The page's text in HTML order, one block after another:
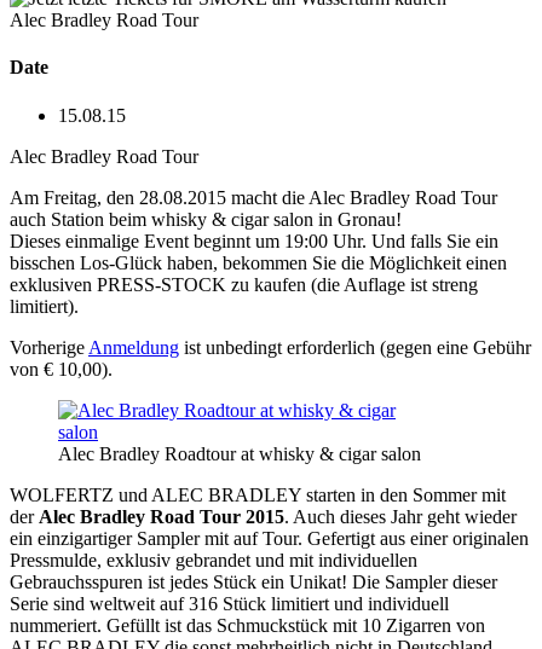
Alec Bradley Road Tour
Date
15.08.15
Alec Bradley Road Tour
Am Freitag, den 28.08.2015 macht die Alec Bradley Road Tour
auch Station beim whisky & cigar salon in Gronau!
Dieses einmalige Event beginnt um 19:00 Uhr. Und falls Sie ein
bisschen Los-Glück haben, bekommen Sie die Möglichkeit einen
exklusiven PRESS-STOCK zu kaufen (die Auflage ist streng
limitiert).
Vorherige Anmeldung ist unbedingt erforderlich (gegen eine Gebühr
von € 10,00).
Alec Bradley Roadtour at whisky & cigar salon
WOLFERTZ und ALEC BRADLEY starten in den Sommer mit
der Alec Bradley Road Tour 2015. Auch dieses Jahr geht wieder
ein einzigartiger Sampler mit auf Tour. Gefertigt aus einer originalen
Pressmulde, exklusiv gebrandet und mit individuellen
Gebrauchsspuren ist jedes Stück ein Unikat! Die Sampler dieser
Serie sind weltweit auf 316 Stück limitiert und individuell
nummeriert. Gefüllt ist das Schmuckstück mit 10 Zigarren von